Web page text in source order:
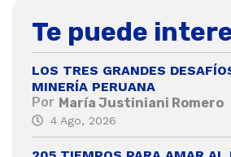
Te puede
LOS TRES GRANDES
MINERÍA PERUANA
Por María Justiniani Romero
4 Ago, 2026